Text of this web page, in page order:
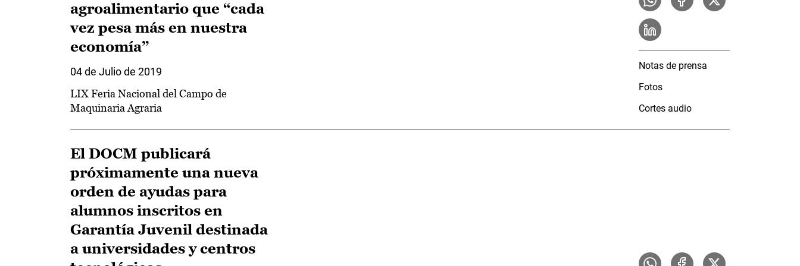
agroalimentario que “cada
vez pesa más en nuestra
economía”
04 de Julio de 2019
LIX Feria Nacional del Campo de
Maquinaria Agraria
Notas de prensa
Fotos
Cortes audio
El DOCM publicará
próximamente una nueva
orden de ayudas para
alumnos inscritos en
Garantía Juvenil destinada
a universidades y centros